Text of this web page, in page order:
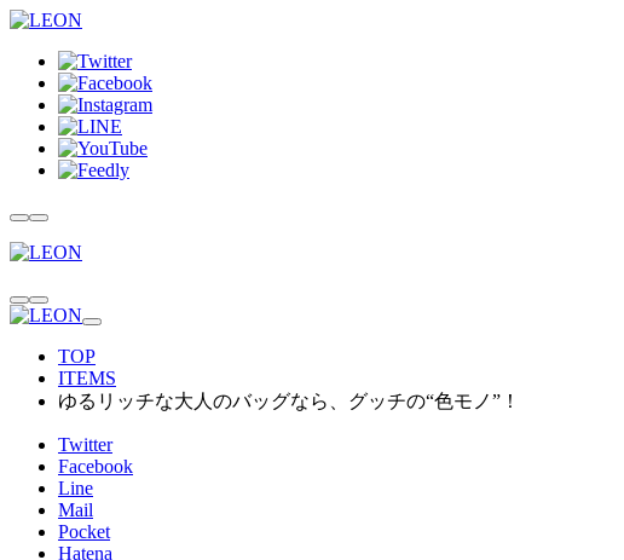
TOP
ITEMS
ゆるリッチな大人のバッグなら、グッチの“色モノ”！
Twitter
Facebook
Line
Mail
Pocket
Hatena